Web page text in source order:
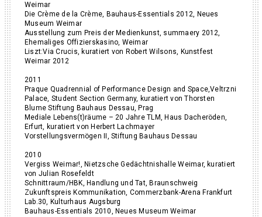
Weimar
Die Crème de la Crème, Bauhaus-Essentials 2012, Neues
Museum Weimar
Ausstellung zum Preis der Medienkunst, summaery 2012,
Ehemaliges Offizierskasino, Weimar
Liszt:Via Crucis, kuratiert von Robert Wilsons, Kunstfest
Weimar 2012
2011
Praque Quadrennial of Performance Design and Space,Veltrzni
Palace, Student Section Germany, kuratiert von Thorsten
Blume Stiftung Bauhaus Dessau, Prag
Mediale Lebens(t)räume – 20 Jahre TLM, Haus Dacheröden,
Erfurt, kuratiert von Herbert Lachmayer
Vorstellungsvermögen II, Stiftung Bauhaus Dessau
2010
Vergiss Weimar!, Nietzsche Gedächtnishalle Weimar, kuratiert
von Julian Rosefeldt
Schnittraum/HBK, Handlung und Tat, Braunschweig
Zukunftspreis Kommunikation, Commerzbank-Arena Frankfurt
Lab.30, Kulturhaus Augsburg
Bauhaus-Essentials 2010, Neues Museum Weimar